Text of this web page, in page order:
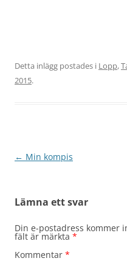
Detta inlägg postades i Lopp,
2015.
Inläggsnavigering
← Min kompis
Lämna ett svar
Din e-postadress kommer
fält är märkta *
Kommentar *